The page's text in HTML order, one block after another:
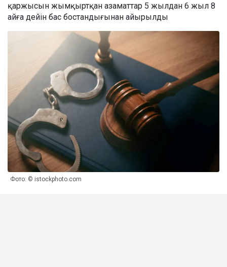
қаржысын жымқыртқан азаматтар 5 жылдан 6 жыл 8
айға дейін бас бостандығынан айырылды
Фото: © istockphoto.com